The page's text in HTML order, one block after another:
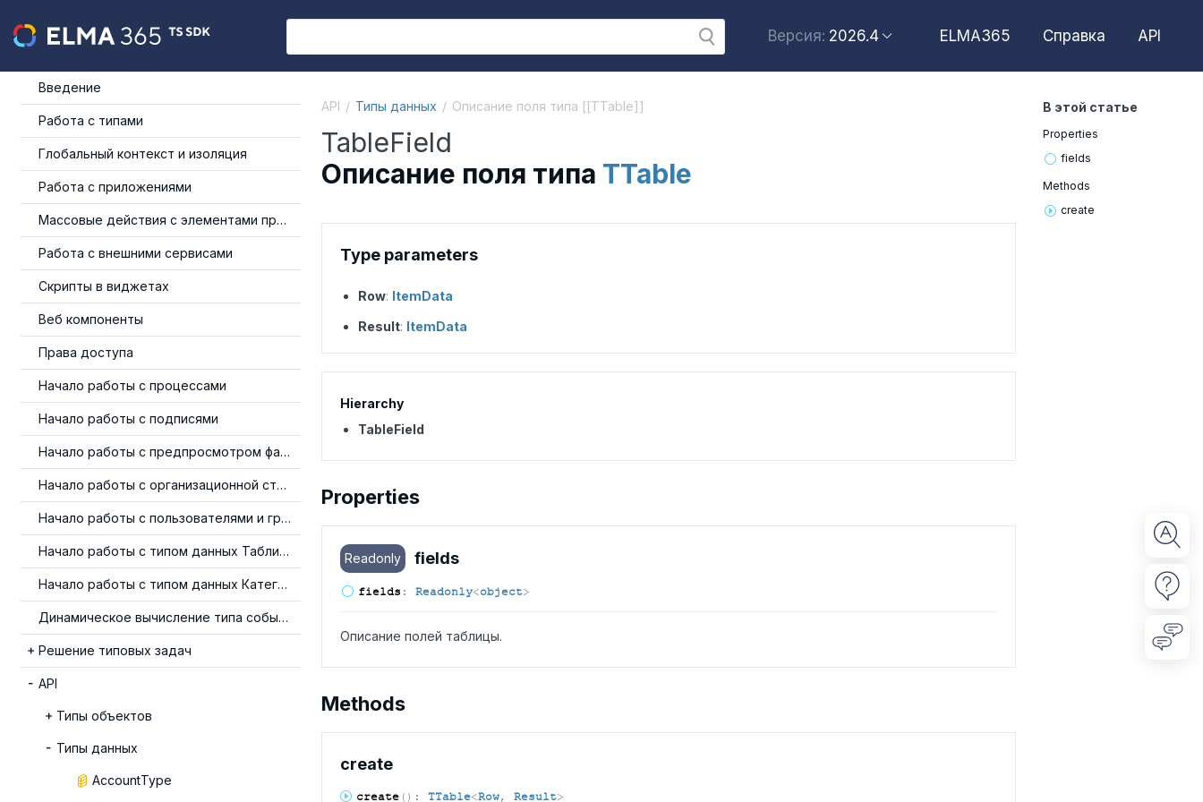
Версия: 2026.42026.6
2026.4
ELMA365 Справка API
Введение
Работа с типами
Глобальный контекст и изоляция
Работа с приложениями
Массовые действия с элементами приложения
Работа с внешними сервисами
Скрипты в виджетах
Веб компоненты
Права доступа
Начало работы с процессами
Начало работы с подписями
Начало работы с предпросмотром файлов
Начало работы с организационной структурой
Начало работы с пользователями и группами
Начало работы с типом данных Таблица
Начало работы с типом данных Категория
Динамическое вычисление типа события
Решение типовых задач
API
Типы объектов
Типы данных
AccountType
API Типы данных Описание поля типа [[TTable]]
TableField
Описание поля типа TTable
Type parameters
Row: ItemData
Result: ItemData
Hierarchy
TableField
Properties
Readonly fields
fields : Readonly<object>
Описание полей таблицы.
Methods
create
create( ) : TTable<Row, Result>
В этой статье
Properties
fields
Methods
create